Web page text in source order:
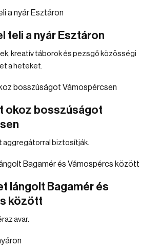
teli a nyár Esztáron
kreatív táborok és pezsgő közösségi
a heteket.
okoz bosszúságot
aggregátorral biztosítják.
lángolt Bagamér és
között
avar.